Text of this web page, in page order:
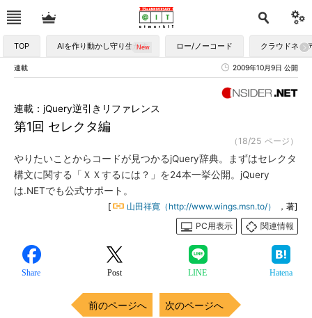
TOP AIを作り動かし守り生かす ロー/ノーコード クラウドネイ
連載 2009年10月9日 公開
第1回 セレクタ編
連載：jQuery逆引きリファレンス
（18/25 ページ）
やりたいことからコードが見つかるjQuery辞典。まずはセレクタ
構文に関する「ＸＸするには？」を24本一挙公開。jQuery
は.NETでも公式サポート。
[ 山田祥寛（http://www.wings.msn.to/）
，著]
PC用表示
関連情報
Share Post LINE Hatena
前のページへ 次のページへ